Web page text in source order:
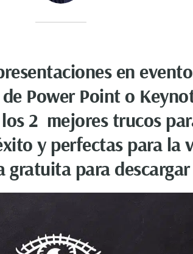
en
Power Point o
2 mejores trucos
y perfectas para la
para descargar